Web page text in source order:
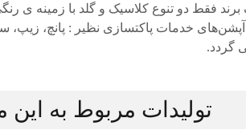
برند فقط دو تنوع کلاسیک و گلد با زمینه
گردد.
تولیدات مربوط به